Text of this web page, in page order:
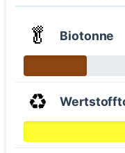
🥬 Biotonne
♻️